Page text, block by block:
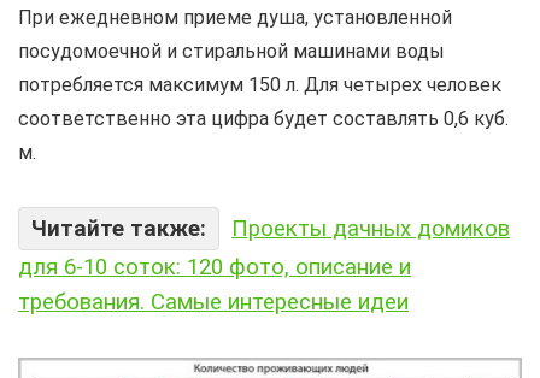
При ежедневном приеме душа, установленной
посудомоечной и стиральной машинами воды
потребляется максимум 150 л. Для четырех человек
соответственно эта цифра будет составлять 0,6 куб.
м.
Читайте также:
Проекты дачных домиков
для 6-10 соток: 120 фото, описание и
требования. Самые интересные идеи